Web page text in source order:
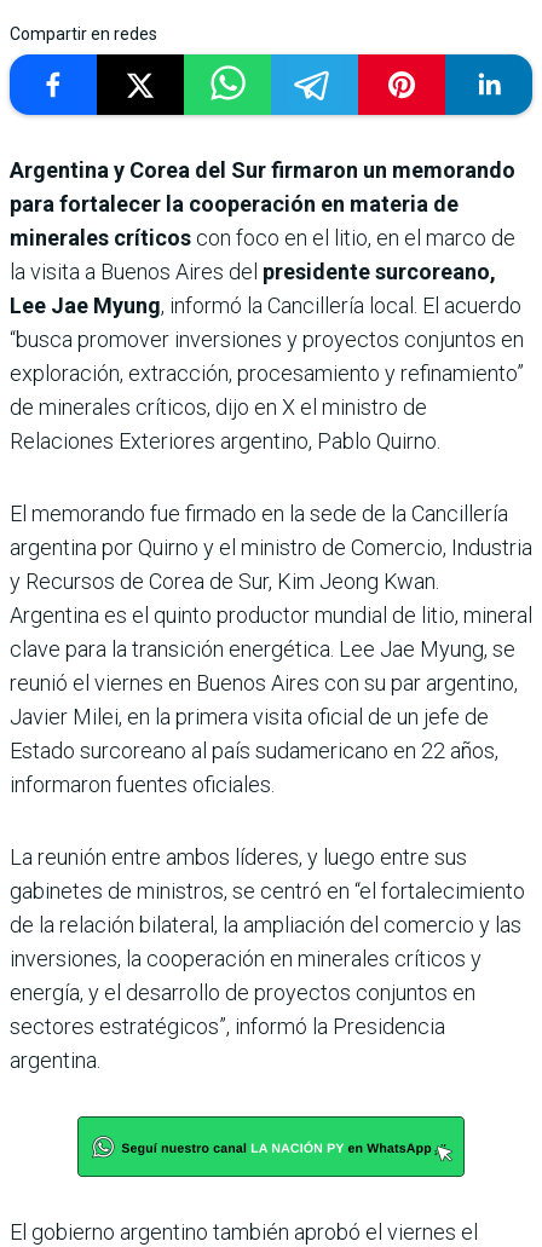
Compartir en redes
Argentina y Corea del Sur firmaron un memorando
para fortalecer la cooperación en materia de
minerales críticos con foco en el litio, en el marco de
la visita a Buenos Aires del presidente surcoreano,
Lee Jae Myung, informó la Cancillería local. El acuerdo
“busca promover inversiones y proyectos conjuntos en
exploración, extracción, procesamiento y refinamiento”
de minerales críticos, dijo en X el ministro de
Relaciones Exteriores argentino, Pablo Quirno.
El memorando fue firmado en la sede de la Cancillería
argentina por Quirno y el ministro de Comercio, Industria
y Recursos de Corea de Sur, Kim Jeong Kwan.
Argentina es el quinto productor mundial de litio, mineral
clave para la transición energética. Lee Jae Myung, se
reunió el viernes en Buenos Aires con su par argentino,
Javier Milei, en la primera visita oficial de un jefe de
Estado surcoreano al país sudamericano en 22 años,
informaron fuentes oficiales.
La reunión entre ambos líderes, y luego entre sus
gabinetes de ministros, se centró en “el fortalecimiento
de la relación bilateral, la ampliación del comercio y las
inversiones, la cooperación en minerales críticos y
energía, y el desarrollo de proyectos conjuntos en
sectores estratégicos”, informó la Presidencia
argentina.
El gobierno argentino también aprobó el viernes el